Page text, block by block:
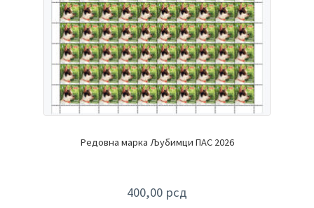
Редовна марка Љубимци ПАС 2026
400,00 рсд